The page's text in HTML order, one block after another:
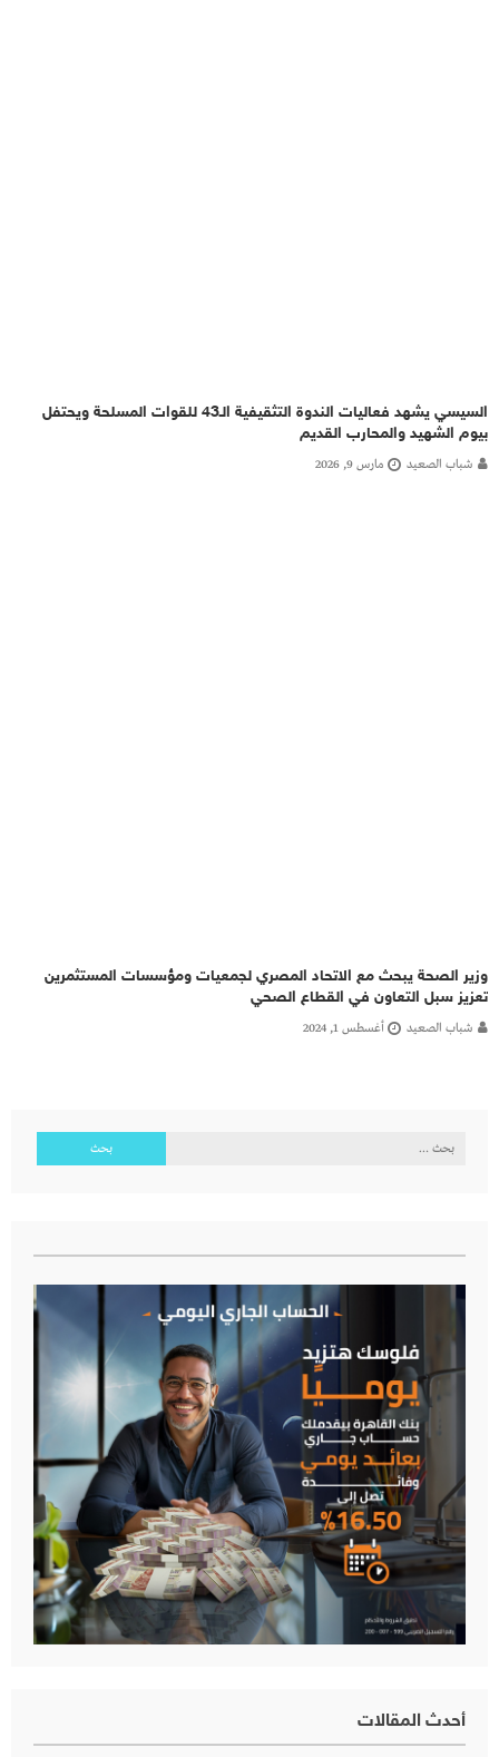
السيسي يشهد فعاليات الندوة التثقيفية الـ43 للقوات المسلحة ويحتفل
بيوم الشهيد والمحارب القديم
شباب الصعيد مارس 9, 2026
وزير الصحة يبحث مع الاتحاد المصري لجمعيات ومؤسسات المستثمرين
تعزيز سبل التعاون في القطاع الصحي
شباب الصعيد أغسطس 1, 2024
البحث
أحدث المقالات